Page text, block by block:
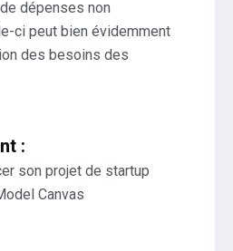
de dépenses non
ci peut bien évidemment
des besoins des
:
son projet de startup
Canvas